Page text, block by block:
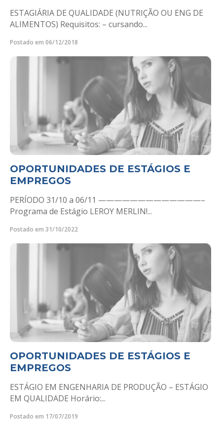
ESTAGIÁRIA DE QUALIDADE (NUTRIÇÃO OU ENG DE
ALIMENTOS) Requisitos: – cursando...
Postado em 06/12/2018
OPORTUNIDADES DE ESTÁGIOS E
EMPREGOS
PERÍODO 31/10 a 06/11 —————————————–
Programa de Estágio LEROY MERLIN!...
Postado em 31/10/2022
OPORTUNIDADES DE ESTÁGIOS E
EMPREGOS
ESTÁGIO EM ENGENHARIA DE PRODUÇÃO – ESTÁGIO
EM QUALIDADE Horário:...
Postado em 17/07/2019